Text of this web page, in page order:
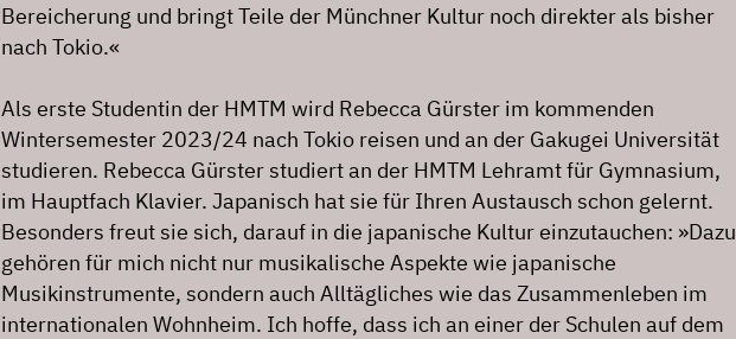
Bereicherung und bringt Teile der Münchner Kultur noch direkter als bisher
nach Tokio.«
Als erste Studentin der HMTM wird Rebecca Gürster im kommenden
Wintersemester 2023/24 nach Tokio reisen und an der Gakugei Universität
studieren. Rebecca Gürster studiert an der HMTM Lehramt für Gymnasium,
im Hauptfach Klavier. Japanisch hat sie für Ihren Austausch schon gelernt.
Besonders freut sie sich, darauf in die japanische Kultur einzutauchen: »Dazu
gehören für mich nicht nur musikalische Aspekte wie japanische
Musikinstrumente, sondern auch Alltägliches wie das Zusammenleben im
internationalen Wohnheim. Ich hoffe, dass ich an einer der Schulen auf dem